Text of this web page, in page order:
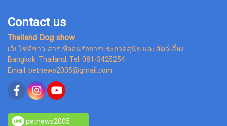
Contact us
Thailand Dog show
เว็ปไซต์ข่าว-สารเพื่อคนรักการประกวดสุนัข และสัตว์เลี้ยง
Bangkok Thailand, Tel. 081-3425254
Email: petnews2005@gmail.com
petnews2005